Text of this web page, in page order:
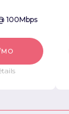
100Mbps